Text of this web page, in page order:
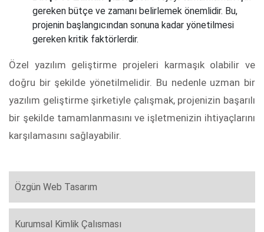
gereken bütçe ve zamanı belirlemek önemlidir. Bu,
projenin başlangıcından sonuna kadar yönetilmesi
gereken kritik faktörlerdir.
Özel yazılım geliştirme projeleri karmaşık olabilir ve
doğru bir şekilde yönetilmelidir. Bu nedenle uzman bir
yazılım geliştirme şirketiyle çalışmak, projenizin başarılı
bir şekilde tamamlanmasını ve işletmenizin ihtiyaçlarını
karşılamasını sağlayabilir.
Özgün Web Tasarım
Kurumsal Kimlik Çalısması